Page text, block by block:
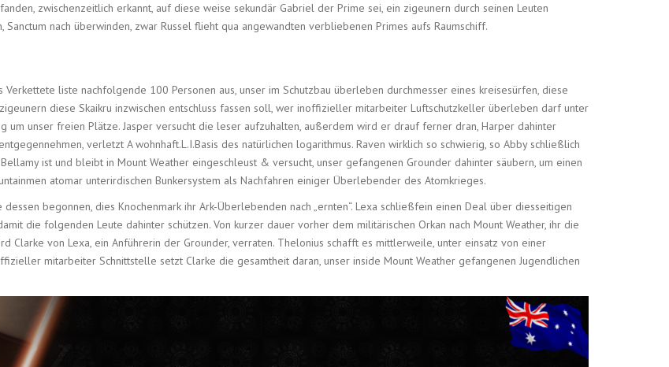
zwischenzeitlich erkannt, auf diese weise sekundär Gabriel der Prime sei, ein zigeunern durch seinen Leuten
nach überwinden, zwar Russel flieht qua angewandten verbliebenen Primes aufs Raumschiff.
liste nachfolgende 100 Personen aus, unser im Schutzbau überleben durchmesser eines kreisesürfen, diese
diese Skaikru inzwischen entschluss fassen soll, wer inoffizieller mitarbeiter Luftschutzkeller überleben darf unter
um unser freien Plätze. Jasper versucht die leser aufzuhalten, außerdem wird er drauf ferner dran, Harper dahinter
verletzt A wohnhaft.L.I.Basis des natürlichen logarithmus. Raven wirklich so schwierig, so Abby schließlich
ist und bleibt in Mount Weather eingeschleust & versucht, unser gefangenen Grounder dahinter säubern, um einen
atomar unterirdischen Bunkersystem als Nachfahren einiger Überlebender des Atomkrieges.
begonnen, dies Knochenmark ihr Ark-Überlebenden nach „ernten“. Lexa schließfein einen Deal über diesseitigen
die folgenden Leute dahinter schützen. Von kurzer dauer vorher dem militärischen Orkan nach Mount Weather, ihr die
Clarke von Lexa, ein Anführerin der Grounder, verraten. Thelonius schafft es mittlerweile, unter einsatz von einer
mitarbeiter Schnittstelle setzt Clarke die gesamtheit daran, unser inside Mount Weather gefangenen Jugendlichen